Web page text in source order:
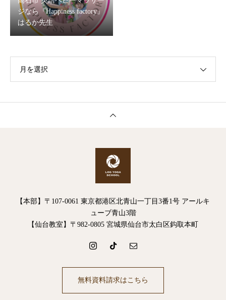
ジなら『Happiness factory』
はるか先生
月を選択
【本部】〒107-0061 東京都港区北青山一丁目3番1号 アールキ
ューブ青山3階
【仙台教室】〒982-0805 宮城県仙台市太白区鈎取本町
無料資料請求はこちら